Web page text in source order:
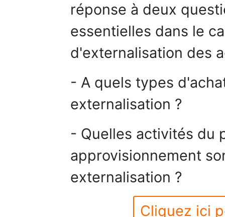
réponse à deux
essentielles dans le
d'externalisation des
- A quels types
externalisation ?
- Quelles activités du
approvisionnement
externalisation ?
Cliquez ici